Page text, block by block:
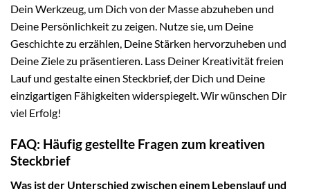
Dein Werkzeug, um Dich von der Masse abzuheben und
Deine Persönlichkeit zu zeigen. Nutze sie, um Deine
Geschichte zu erzählen, Deine Stärken hervorzuheben und
Deine Ziele zu präsentieren. Lass Deiner Kreativität freien
Lauf und gestalte einen Steckbrief, der Dich und Deine
einzigartigen Fähigkeiten widerspiegelt. Wir wünschen Dir
viel Erfolg!
FAQ: Häufig gestellte Fragen zum kreativen
Steckbrief
Was ist der Unterschied zwischen einem Lebenslauf und